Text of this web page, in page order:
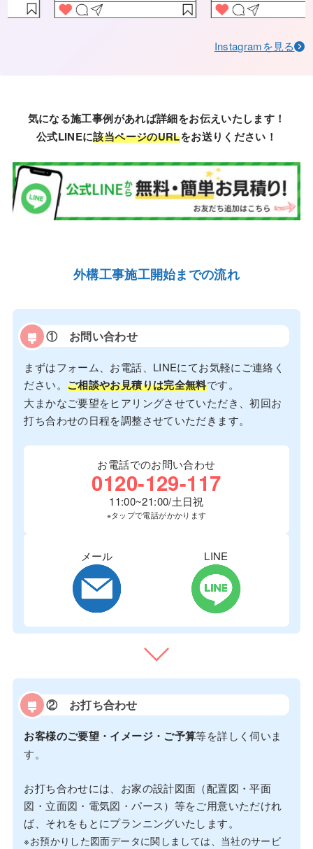
Instagramを見る
気になる施工事例があれば詳細をお伝えいたします！
公式LINEに該当ページのURLをお送りください！
外構工事施工開始までの流れ
① お問い合わせ
まずはフォーム、お電話、LINEにてお気軽にご連絡く
ださい。 ご相談やお見積りは完全無料です。
大まかなご要望をヒアリングさせていただき、初回お
打ち合わせの日程を調整させていただきます。
お電話でのお問い合わせ
0120-129-117
11:00~21:00/土日祝
※タップで電話がかかります
メール LINE
② お打ち合わせ
お客様のご要望・イメージ・ご予算等を詳しく伺いま
す。
お打ち合わせには、お家の設計図面（配置図・平面
図・立面図・電気図・パース）等をご用意いただけれ
ば、それをもとにプランニングいたします。
※お預かりした図面データに関しましては、当社のサービ